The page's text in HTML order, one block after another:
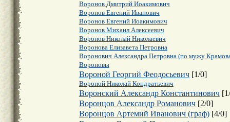
Воронов Дмитрий Иоакимович
Воронов Евгений Иванович
Воронов Евгений Иоакимович
Воронов Михаил Алексеевич
Воронов Николай Николаевич
Воронова Елизавета Петровна
Воронович Александра Петровна (по мужу
Вороновы
Вороной Георгий Феодосьевич[1/0]
Вороной Николай Кондратьевич
Воронский Александр Константинович[1/
Воронцов Александр Романович[2/0]
Воронцов Артемий Иванович (граф)[4/0]